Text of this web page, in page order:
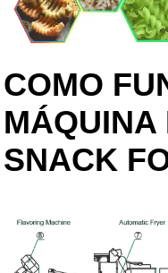
COMO
MÁQUINA
SNACK